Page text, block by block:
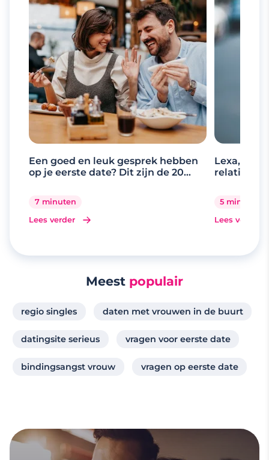
Een goed en leuk gesprek hebben
op je eerste date? Dit zijn de 20
7 minuten
Lees verder
Lexa, de
relaties
5 minuten
Lees verder
Meest populair
regio singles daten met vrouwen in de buurt
datingsite serieus vragen voor eerste date
bindingsangst vrouw vragen op eerste date